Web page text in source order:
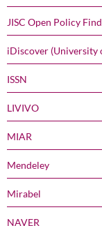
JISC Open Policy
iDiscover (University
ISSN
LIVIVO
MIAR
Mendeley
Mirabel
NAVER